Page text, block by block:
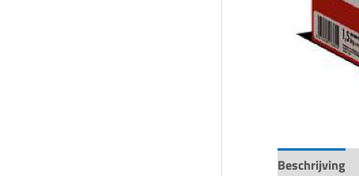
Beschrijving